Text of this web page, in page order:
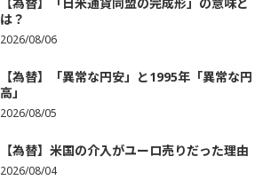
は？
2026/08/06
【為替】「異常な円安」と1995年「異常な円
高」
2026/08/05
【為替】米国の介入がユーロ売りだった理由
2026/08/04